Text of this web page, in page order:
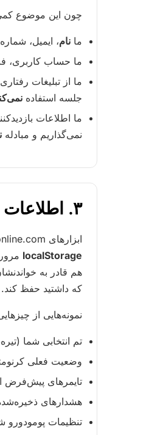
چون این موضوع
ما نام، ایمیل،
ما حساب کاربری،
ما از تبلیغات
جلسه استفاده
ما اطلاعات
نمی‌گذاریم و مبادله
۳. اطلاعات ذخیره‌شده در مرورگر شما
ابزارهای stopwatch-online.com مقدار کمی از وضعیت خود را روی دستگاه
localStorage
هم قادر به
که داشتید حفظ کند.
نمونه‌هایی از
تم انتخابی شما
وضعیت فعلی
تایمرهای پیش‌فرض
هشدارهای
تنظیمات پومودورو